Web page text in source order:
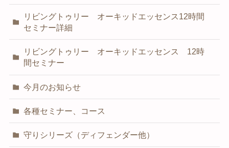
リビングトゥリー オーキッドエッセンス12時間
セミナー詳細
リビングトゥリー オーキッドエッセンス 12時
間セミナー
今月のお知らせ
各種セミナー、コース
守りシリーズ（ディフェンダー他）